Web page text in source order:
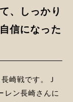
、しっかり
信になった
崎戦です。Ｊ
レン長崎さんに